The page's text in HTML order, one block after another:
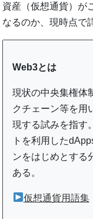
資産（仮想通貨）が
なるのか、現時点で
Web3とは
現状の中央集権体
クチェーン等を用
現する試みを指す
トを利用した
ンをはじめとする
ある。
仮想通貨用語集